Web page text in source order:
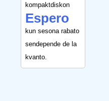
kompaktdiskon
Espero
kun sesona rabato
sendepende de la
kvanto.